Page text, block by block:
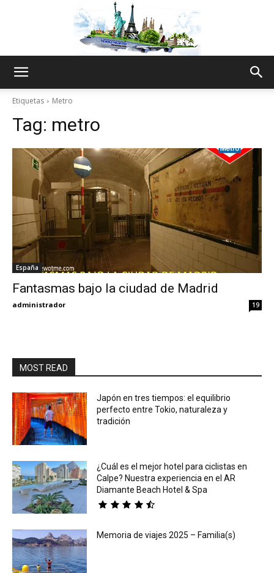
Thru
Etiquetas Metro
Tag: metro
España
Fantasmas bajo la ciudad de Madrid
administrador 19
MOST READ
Japón en tres tiempos: el equilibrio
perfecto entre Tokio, naturaleza y
tradición
¿Cuál es el mejor hotel para ciclistas en
Calpe? Nuestra experiencia en el AR
Diamante Beach Hotel & Spa
Memoria de viajes 2025 – Familia(s)